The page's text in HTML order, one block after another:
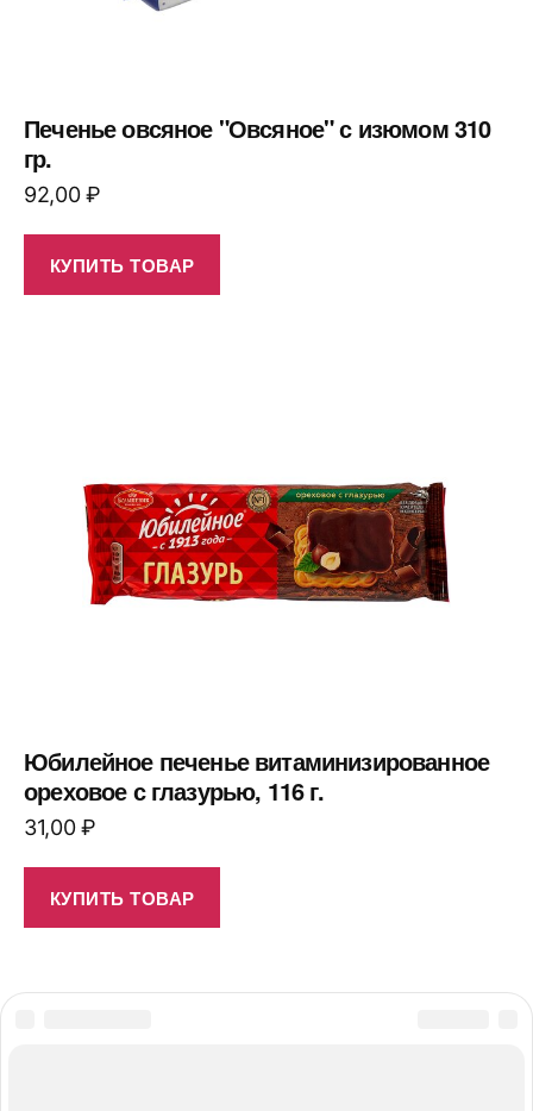
Печенье овсяное "Овсяное" с изюмом 310
гр.
92,00₽
КУПИТЬ ТОВАР
Юбилейное печенье витаминизированное
ореховое с глазурью, 116 г.
31,00₽
КУПИТЬ ТОВАР